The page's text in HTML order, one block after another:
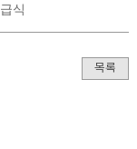
식
목록